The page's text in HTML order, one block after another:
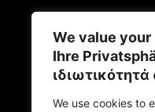
We value
Ihre
ιδιωτικότητά
We use cookies to